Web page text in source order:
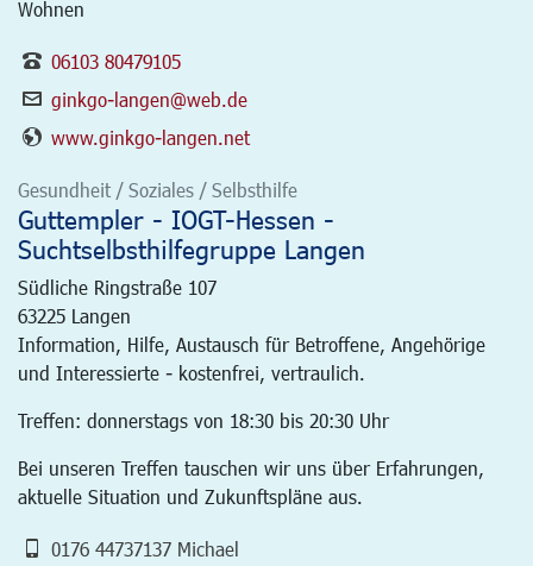
Wohnen
06103 80479105
ginkgo-langen@web.de
www.ginkgo-langen.net
Gesundheit / Soziales / Selbsthilfe
Guttempler - IOGT-Hessen -
Suchtselbsthilfegruppe Langen
Südliche Ringstraße 107
63225 Langen
Information, Hilfe, Austausch für Betroffene, Angehörige
und Interessierte - kostenfrei, vertraulich.
Treffen: donnerstags von 18:30 bis 20:30 Uhr
Bei unseren Treffen tauschen wir uns über Erfahrungen,
aktuelle Situation und Zukunftspläne aus.
0176 44737137 Michael